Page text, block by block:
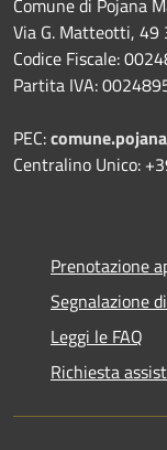
Comune di Pojana
Via G. Matteotti, 49
Codice Fiscale:
Partita IVA:
PEC:
Centralino Unico:
Prenotazione
Segnalazione
Leggi le FAQ
Richiesta